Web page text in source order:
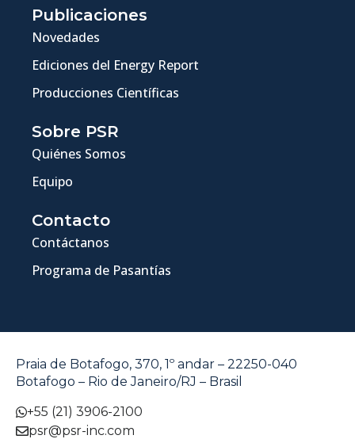
Publicaciones
Novedades
Ediciones del Energy Report
Producciones Científicas
Sobre PSR
Quiénes Somos
Equipo
Contacto
Contáctanos
Programa de Pasantías
Praia de Botafogo, 370, 1º andar – 22250-040
Botafogo – Rio de Janeiro/RJ – Brasil
+55 (21) 3906-2100
psr@psr-inc.com